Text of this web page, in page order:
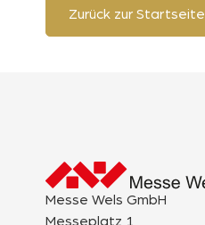
Zurück zur Startseite
Messe Wels GmbH
Messeplatz 1